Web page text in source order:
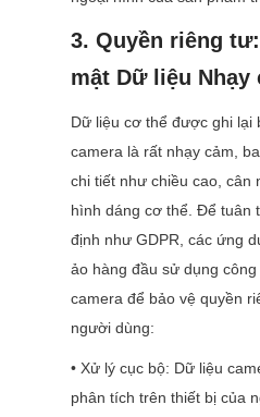
3. Quyền riêng
mật Dữ liệu Nhạy
Dữ liệu cơ thể được ghi lại
camera là rất nhạy cảm,
chi tiết như chiều cao, cân
hình dáng cơ thể. Để tuân
định như GDPR, các ứng
ảo hàng đầu sử dụng công
camera để bảo vệ quyền
người dùng:
• Xử lý cục bộ: Dữ liệu
phân tích trên thiết bị của